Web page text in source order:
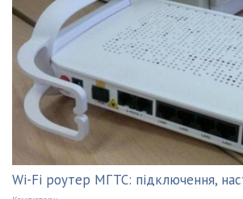
Wi-Fi роутер МГТС: підключення,